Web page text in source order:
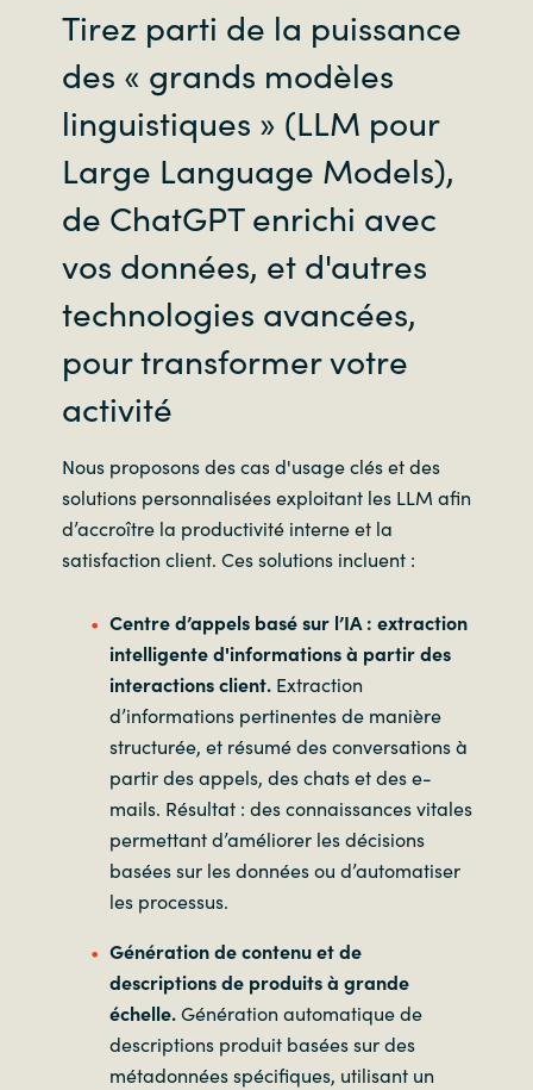
Tirez parti de la puissance
des « grands modèles
linguistiques » (LLM pour
Large Language Models),
de ChatGPT enrichi avec
vos données, et d'autres
technologies avancées,
pour transformer votre
activité
Nous proposons des cas d'usage clés et des
solutions personnalisées exploitant les LLM afin
d’accroître la productivité interne et la
satisfaction client. Ces solutions incluent :
Centre d’appels basé sur l’IA : extraction
intelligente d'informations à partir des
interactions client. Extraction
d’informations pertinentes de manière
structurée, et résumé des conversations à
partir des appels, des chats et des e-
mails. Résultat : des connaissances vitales
permettant d’améliorer les décisions
basées sur les données ou d’automatiser
les processus.
Génération de contenu et de
descriptions de produits à grande
échelle.Génération automatique de
descriptions produit basées sur des
métadonnées spécifiques, utilisant un